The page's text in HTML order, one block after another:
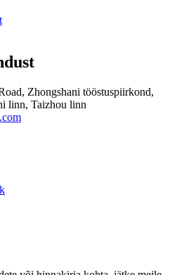
Zhongshani tööstuspiirkond,
linn, Taizhou linn